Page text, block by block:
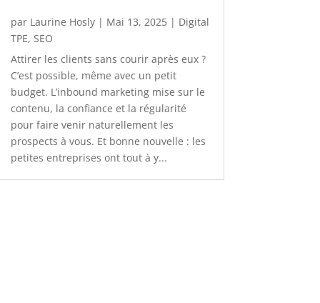
par Laurine Hosly| Mai 13, 2025| Digital
TPE, SEO
Attirer les clients sans courir après eux ?
C’est possible, même avec un petit
budget. L’inbound marketing mise sur le
contenu, la confiance et la régularité
pour faire venir naturellement les
prospects à vous. Et bonne nouvelle : les
petites entreprises ont tout à y...